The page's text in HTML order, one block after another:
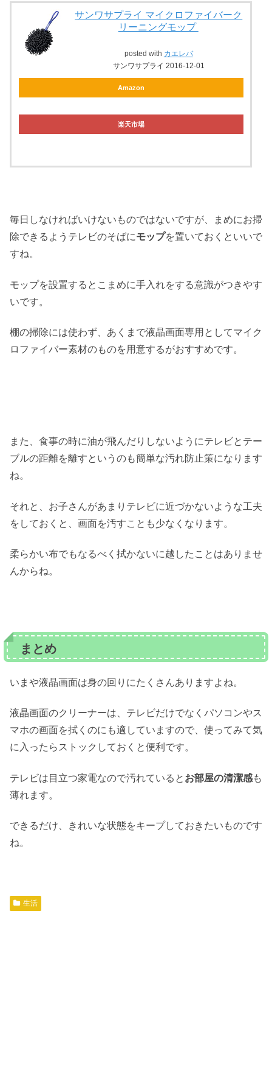
サンワサプライ マイクロファイバーク
リーニングモップ
posted with カエレバ
サンワサプライ 2016-12-01
Amazon
楽天市場
毎日しなければいけないものではないですが、まめにお掃
除できるようテレビのそばにモップを置いておくといいで
すね。
モップを設置するとこまめに手入れをする意識がつきやす
いです。
棚の掃除には使わず、あくまで液晶画面専用としてマイク
ロファイバー素材のものを用意するがおすすめです。
また、食事の時に油が飛んだりしないようにテレビとテー
ブルの距離を離すというのも簡単な汚れ防止策になります
ね。
それと、お子さんがあまりテレビに近づかないような工夫
をしておくと、画面を汚すことも少なくなります。
柔らかい布でもなるべく拭かないに越したことはありませ
んからね。
まとめ
いまや液晶画面は身の回りにたくさんありますよね。
液晶画面のクリーナーは、テレビだけでなくパソコンやス
マホの画面を拭くのにも適していますので、使ってみて気
に入ったらストックしておくと便利です。
テレビは目立つ家電なので汚れていると お部屋の清潔感も
薄れます。
できるだけ、きれいな状態をキープしておきたいものです
ね。
生活